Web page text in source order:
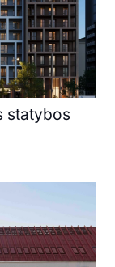
statybos